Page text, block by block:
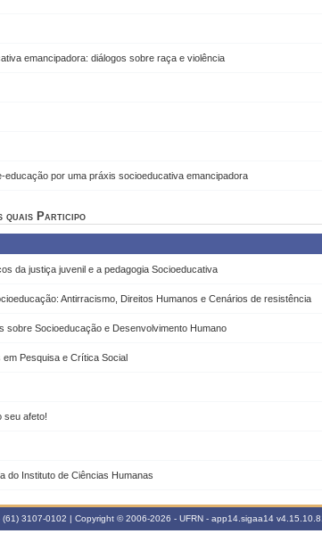
emancipadora: diálogos sobre raça e violência
educação por uma práxis socioeducativa emancipadora
quais Participo
da justiça juvenil e a pedagogia Socioeducativa
Antirracismo, Direitos Humanos e Cenários de resistência
sobre Socioeducação e Desenvolvimento Humano
Pesquisa e Crítica Social
seu afeto!
do Instituto de Ciências Humanas
3107-0102 | Copyright © 2006-2026 - UFRN - app14.sigaa14